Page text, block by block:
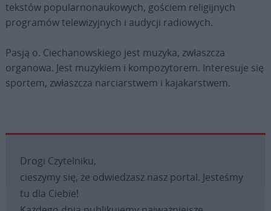
tekstów popularnonaukowych, gościem religijnych
programów telewizyjnych i audycji radiowych.
Pasją o. Ciechanowskiego jest muzyka, zwłaszcza
organowa. Jest muzykiem i kompozytorem. Interesuje się
sportem, zwłaszcza narciarstwem i kajakarstwem.
Drogi Czytelniku,
cieszymy się, że odwiedzasz nasz portal. Jesteśmy
tu dla Ciebie!